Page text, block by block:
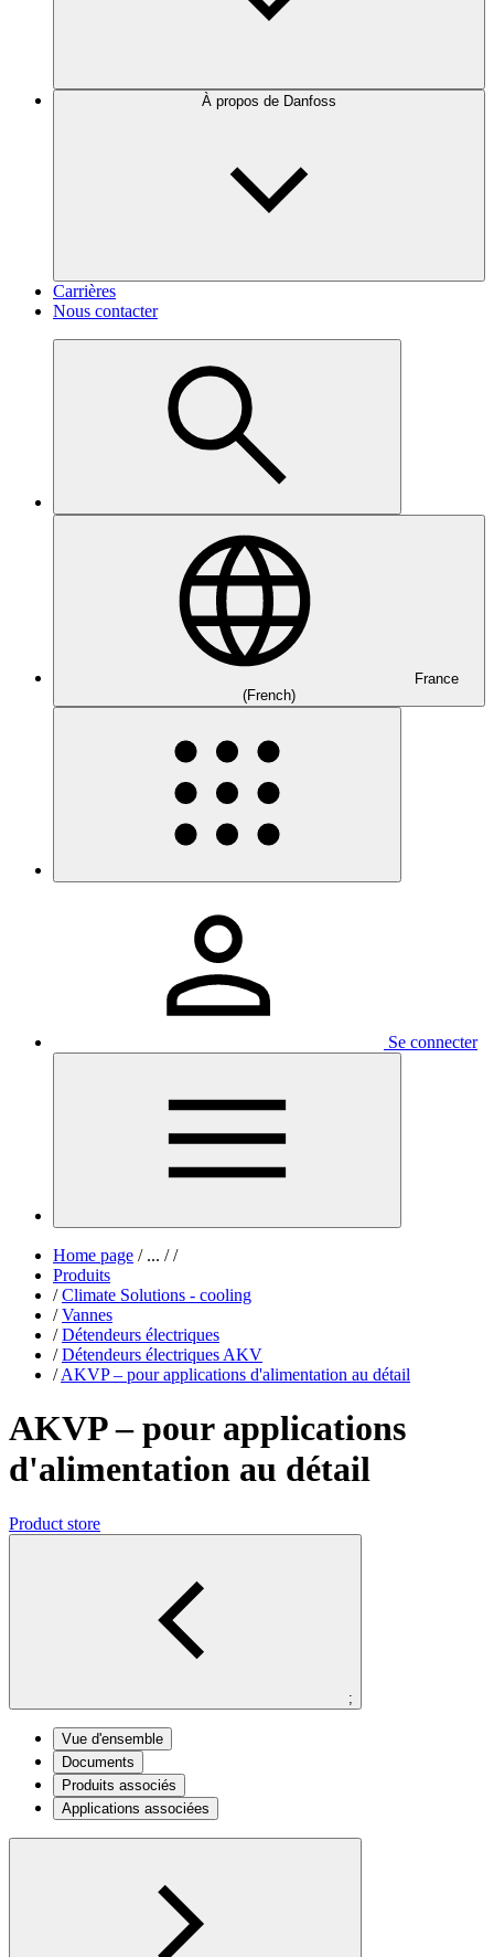
À propos de Danfoss
Carrières
Nous contacter
France
(French)
Se connecter
Home page /... / /
Produits
/ Climate Solutions - cooling
/ Vannes
/ Détendeurs électriques
/ Détendeurs électriques AKV
/ AKVP – pour applications d'alimentation au détail
AKVP – pour applications
d'alimentation au détail
Product store
;
Vue d'ensemble
Documents
Produits associés
Applications associées